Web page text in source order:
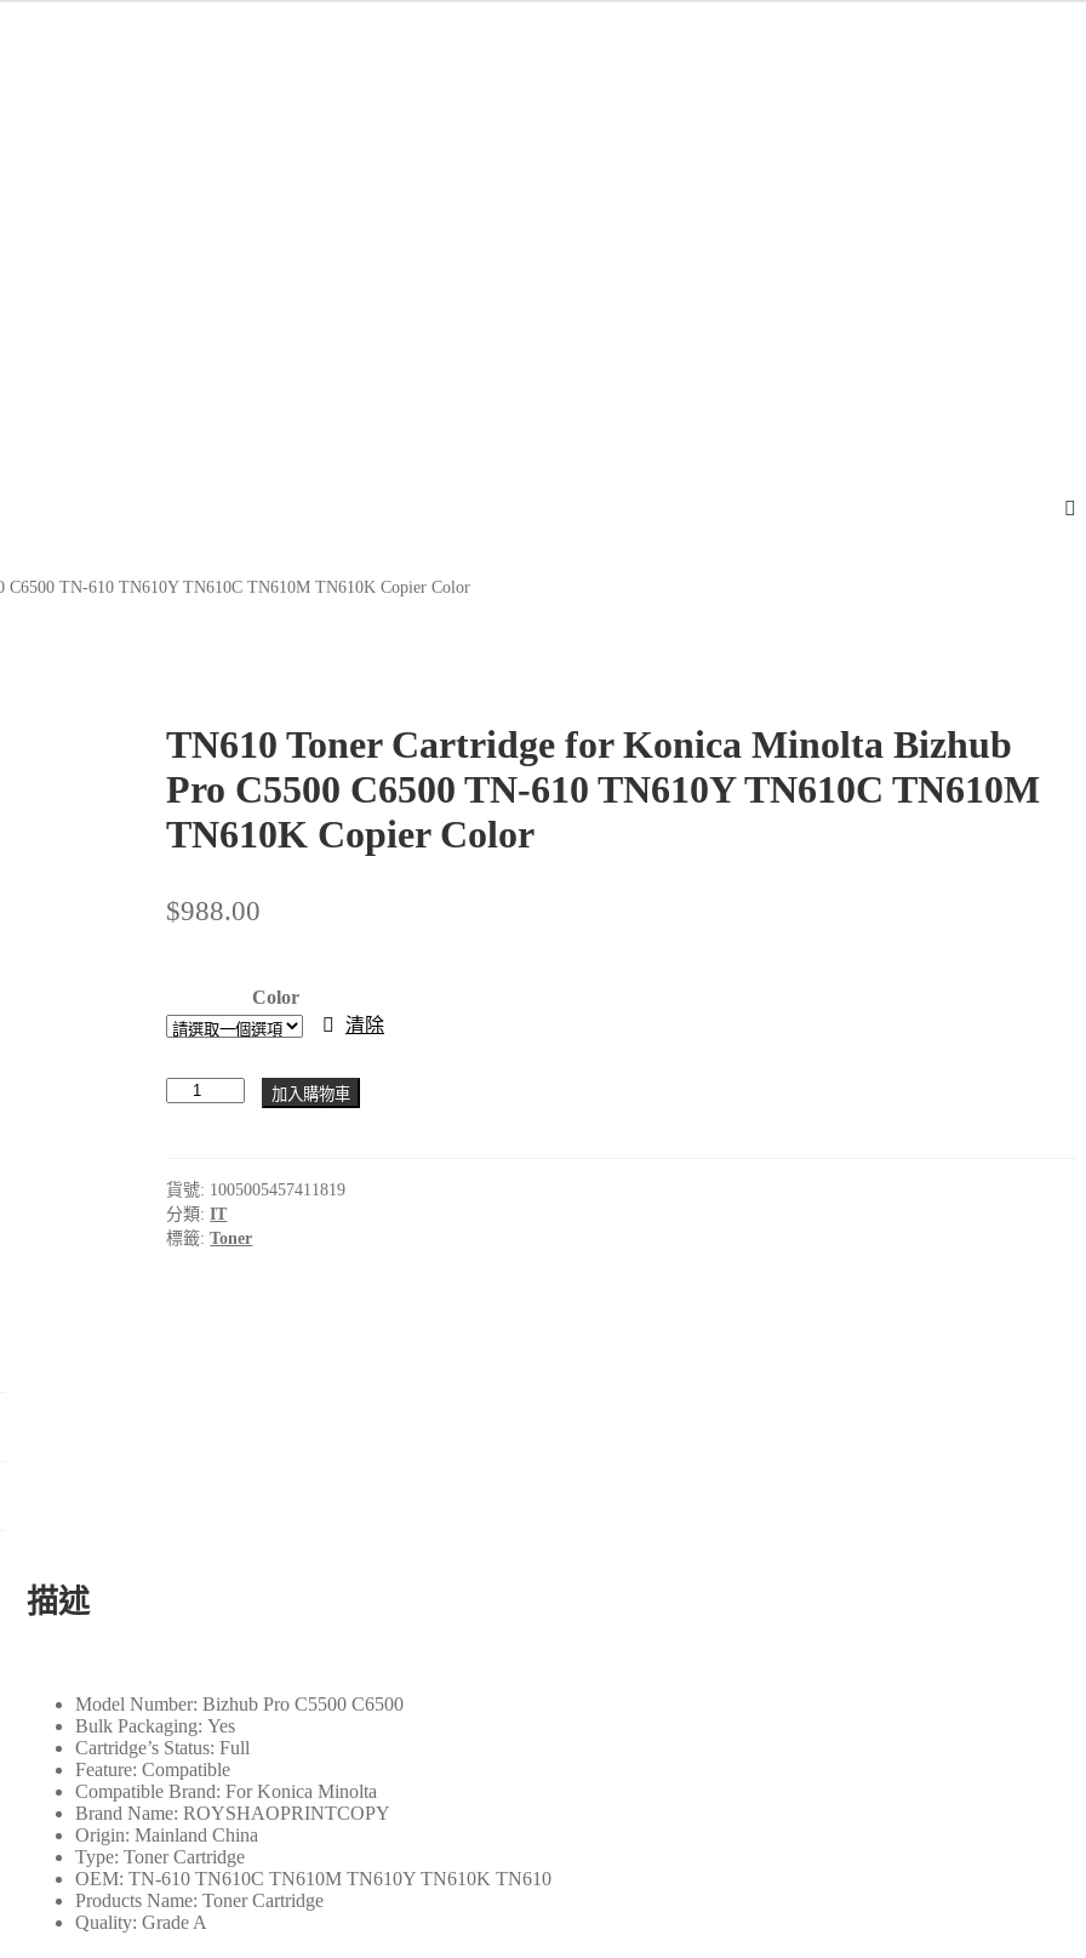
TN-610 TN610Y TN610C TN610M TN610K Copier Color
TN610 Toner Cartridge for Konica Minolta Bizhub
Pro C5500 C6500 TN-610 TN610Y TN610C TN610M
TN610K Copier Color
$988.00
Color
清除
TN610
Toner
Minolta
Bizhub
Pro
加入購物車
貨號: 1005005457411819
分類:IT
標籤:Toner
描述
Model Number: Bizhub Pro C5500 C6500
Bulk Packaging: Yes
Cartridge’s Status: Full
Feature: Compatible
Compatible Brand: For Konica Minolta
Brand Name: ROYSHAOPRINTCOPY
Origin: Mainland China
Type: Toner Cartridge
OEM: TN-610 TN610C TN610M TN610Y TN610K TN610
Products Name: Toner Cartridge
Quality: Grade A